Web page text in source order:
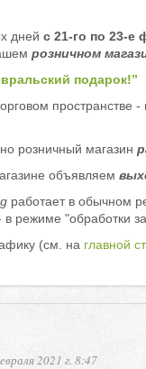
дней с 21-го по 23-е
розничном
подарок!”
пространстве -
розничный магазин
объявляем
работает в обычном
режиме "обработки
(см. на главной
2021 г. 8:47